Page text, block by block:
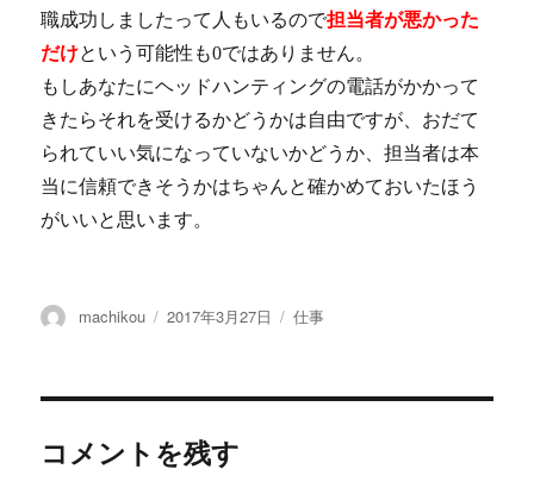
職成功しましたって人もいるので担当者が悪かった
だけという可能性も0ではありません。
もしあなたにヘッドハンティングの電話がかかって
きたらそれを受けるかどうかは自由ですが、おだて
られていい気になっていないかどうか、担当者は本
当に信頼できそうかはちゃんと確かめておいたほう
がいいと思います。
投
machikou
投
2017年3月27日
カ
リ
仕事
コメントを残す